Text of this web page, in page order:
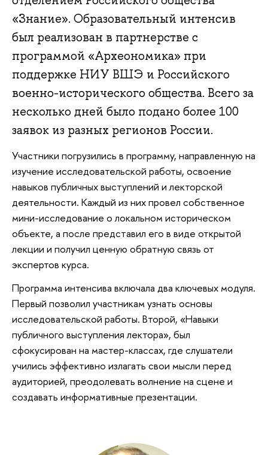
«Знание». Образовательный интенсив
был реализован в партнерстве с
программой «Археономика» при
поддержке НИУ ВШЭ и Российского
военно-исторического общества. Всего за
несколько дней было подано более 100
заявок из разных регионов России.
Участники погрузились в программу, направленную на
изучение исследовательской работы, освоение
навыков публичных выступлений и лекторской
деятельности. Каждый из них провел собственное
мини-исследование о локальном историческом
объекте, а после представил его в виде открытой
лекции и получил ценную обратную связь от
экспертов курса.
Программа интенсива включала два ключевых модуля.
Первый позволил участникам узнать основы
исследовательской работы. Второй, «Навыки
публичного выступления лектора», был
сфокусирован на мастер-классах, где слушатели
учились эффективно излагать свои мысли перед
аудиторией, преодолевать волнение на сцене и
создавать информативные презентации.